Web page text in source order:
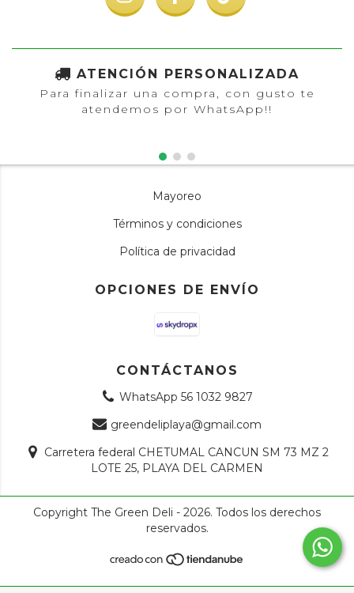
ATENCIÓN PERSONALIZADA
Para finalizar una compra, con gusto te
atendemos por WhatsApp!!
Mayoreo
Términos y condiciones
Política de privacidad
OPCIONES DE ENVÍO
CONTÁCTANOS
WhatsApp 56 1032 9827
greendeliplaya@gmail.com
Carretera federal CHETUMAL CANCUN SM 73 MZ 2
LOTE 25, PLAYA DEL CARMEN
Copyright The Green Deli - 2026. Todos los derechos
reservados.